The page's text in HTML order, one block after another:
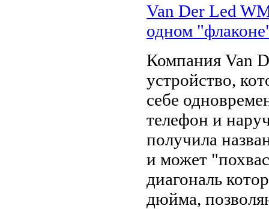
Van Der Led
одном
Компания Van
устройство,
себе
телефон и
получила
и может
диагональ
дюйма,